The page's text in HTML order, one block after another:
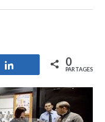
Partagez 0
PARTAGES